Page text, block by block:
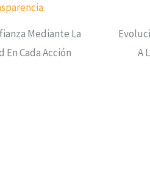
Mediante La
En Cada Acción
A